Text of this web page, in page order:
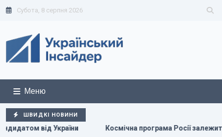
Субота, 8 серпня 2026
Меню
ШВИДКІ НОВИНИ
Космічна програма Росії залежить від Китаю: ЗМІ